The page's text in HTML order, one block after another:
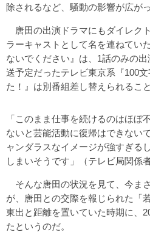
除されるなど、騒動の影響が広が
唐田の出演ドラマにもダイレク
ラーキャストとして名を連ねてい
ないでください』は、1話のみの
送予定だったテレビ東京系『100
た！』は別番組差し替えられるこ
「このまま仕事を続けるのはほぼ
ないと芸能活動に復帰はできない
ャンダラスなイメージが強すぎる
しまいそうです」（テレビ局関係者
そんな唐田の状況を見て、今ま
が、唐田との交際を報じられた「
東出と距離を置いていた時期に、
たというのだ。